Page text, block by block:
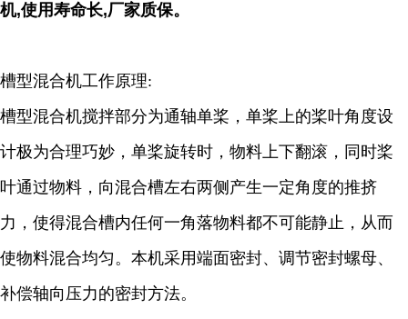
机,使用寿命长,厂家质保。
槽型混合机工作原理:
槽型混合机搅拌部分为通轴单桨，单桨上的桨叶角度设
计极为合理巧妙，单桨旋转时，物料上下翻滚，同时桨
叶通过物料，向混合槽左右两侧产生一定角度的推挤
力，使得混合槽内任何一角落物料都不可能静止，从而
使物料混合均匀。本机采用端面密封、调节密封螺母、
补偿轴向压力的密封方法。